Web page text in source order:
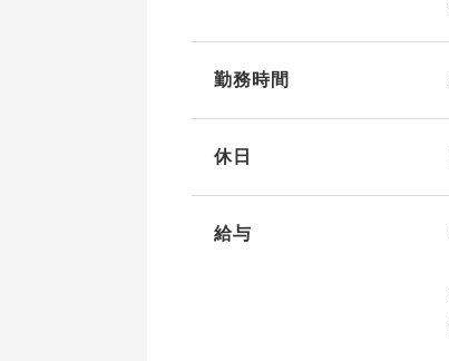
勤務時間
休日
給与